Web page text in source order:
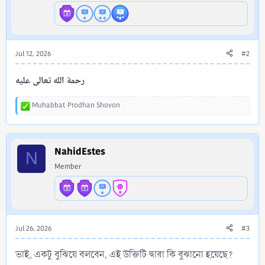
Jul 12, 2026 #2
رحمة الله تعالى عليه
R
a
o
Muhabbat Prodhan Shovon
N NahidEstes
Member
Jul 26, 2026 #3
ভাই, একটু বুঝিয়ে বলবেন, এই উক্তিটি দ্বারা কি বুঝানো হয়েছে?